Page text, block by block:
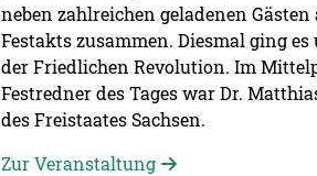
neben zahlreichen geladenen
Festakts zusammen. Diesmal ging
der Friedlichen Revolution. Im
Festredner des Tages war Dr.
des Freistaates Sachsen.
Zur Veranstaltung